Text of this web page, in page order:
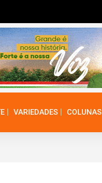
VARIEDADES COLUNAS